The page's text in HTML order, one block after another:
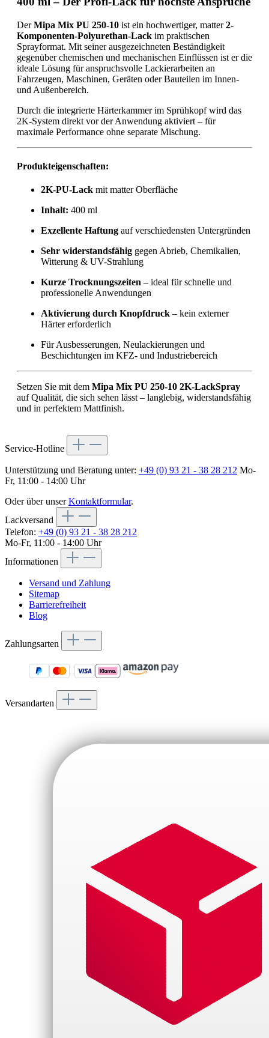
DerMipa Mix PU 250-10 ist ein hochwertiger, matter2-
Komponenten-Polyurethan-Lack im praktischen
Sprayformat. Mit seiner ausgezeichneten Beständigkeit
gegenüber chemischen und mechanischen Einflüssen ist er die
ideale Lösung für anspruchsvolle Lackierarbeiten an
Fahrzeugen, Maschinen, Geräten oder Bauteilen im Innen-
und Außenbereich.
Durch die integrierte Härterkammer im Sprühkopf wird das
2K-System direkt vor der Anwendung aktiviert – für
maximale Performance ohne separate Mischung.
Produkteigenschaften:
2K-PU-Lack mit matter Oberfläche
Inhalt: 400 ml
Exzellente Haftung auf verschiedensten Untergründen
Sehr widerstandsfähig gegen Abrieb, Chemikalien,
Witterung & UV-Strahlung
Kurze Trocknungszeiten – ideal für schnelle und
professionelle Anwendungen
Aktivierung durch Knopfdruck – kein externer
Härter erforderlich
Für Ausbesserungen, Neulackierungen und
Beschichtungen im KFZ- und Industriebereich
Setzen Sie mit dem Mipa Mix PU 250-10 2K-LackSpray
auf Qualität, die sich sehen lässt – langlebig, widerstandsfähig
und in perfektem Mattfinish.
Service-Hotline
Unterstützung und Beratung unter: +49 (0) 93 21 - 38 28 212 Mo-
Fr, 11:00 - 14:00 Uhr
Oder über unserKontaktformular.
Lackversand
Telefon: +49 (0) 93 21 - 38 28 212
Mo-Fr, 11:00 - 14:00 Uhr
Informationen
Versand und Zahlung
Sitemap
Barrierefreiheit
Blog
Zahlungsarten
Versandarten